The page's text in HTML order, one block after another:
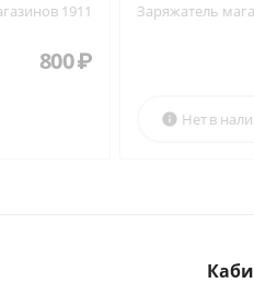
1911
800₽
Заряжатель
Нет в
